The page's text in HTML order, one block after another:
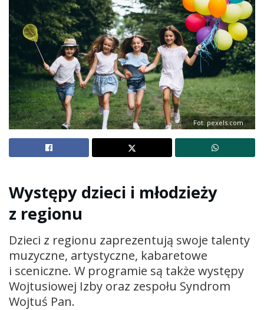
Fot. pexels.com
Występy dzieci i młodzieży
z regionu
Dzieci z regionu zaprezentują swoje talenty
muzyczne, artystyczne, kabaretowe
i sceniczne. W programie są także występy
Wojtusiowej Izby oraz zespołu Syndrom
Wojtuś Pan.